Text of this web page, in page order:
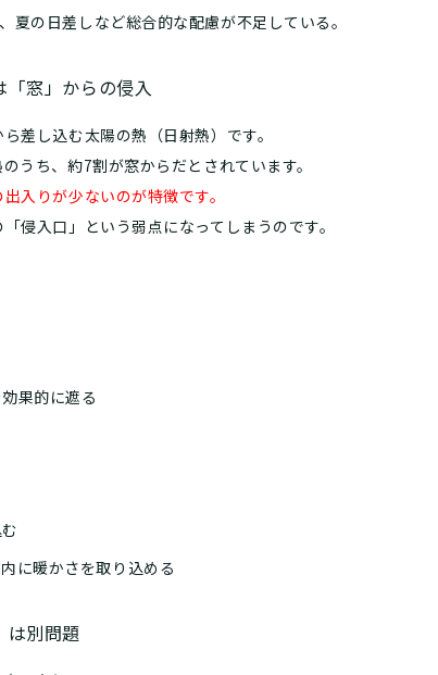
の日差しなど総合的な配慮が不足している。
窓」からの侵入
差し込む太陽の熱（日射熱）です。
うち、約7割が窓からだとされています。
入りが少ないのが特徴です。
侵入口」という弱点になってしまうのです。
果的に遮る
に暖かさを取り込める
は別問題